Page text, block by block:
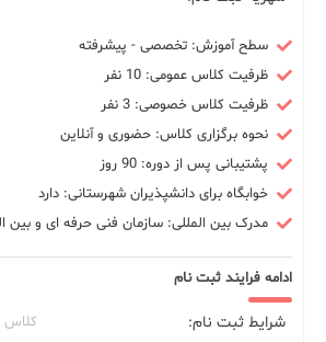
سطح آموزش: تخصصی - پیشرفته
ظرفیت کلاس عمومی: 10 نفر
ظرفیت کلاس خصوصی: 3 نفر
نحوه برگزاری کلاس: حضوری و آنلاین
پشتیبانی پس از دوره: 90 روز
خوابگاه برای دانشپذیران شهرستانی: دارد
مدرک بین المللی: سازمان فنی حرفه ای و بین
ادامه فرایند ثبت نام
شرایط ثبت نام: کلاس